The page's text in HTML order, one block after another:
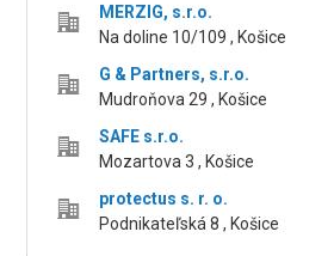
MERZIG, s.r.o.
Na doline 10/109 , Košice
G & Partners, s.r.o.
Mudroňova 29 , Košice
SAFE s.r.o.
Mozartova 3 , Košice
protectus s. r. o.
Podnikateľská 8 , Košice